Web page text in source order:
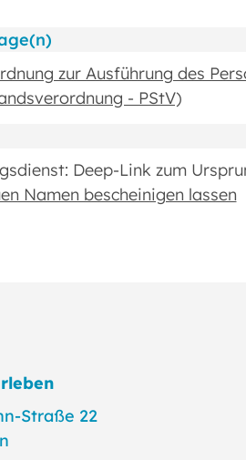
zur Ausführung des
- PStV)
Deep-Link zum
Namen bescheinigen lassen
Straße 22